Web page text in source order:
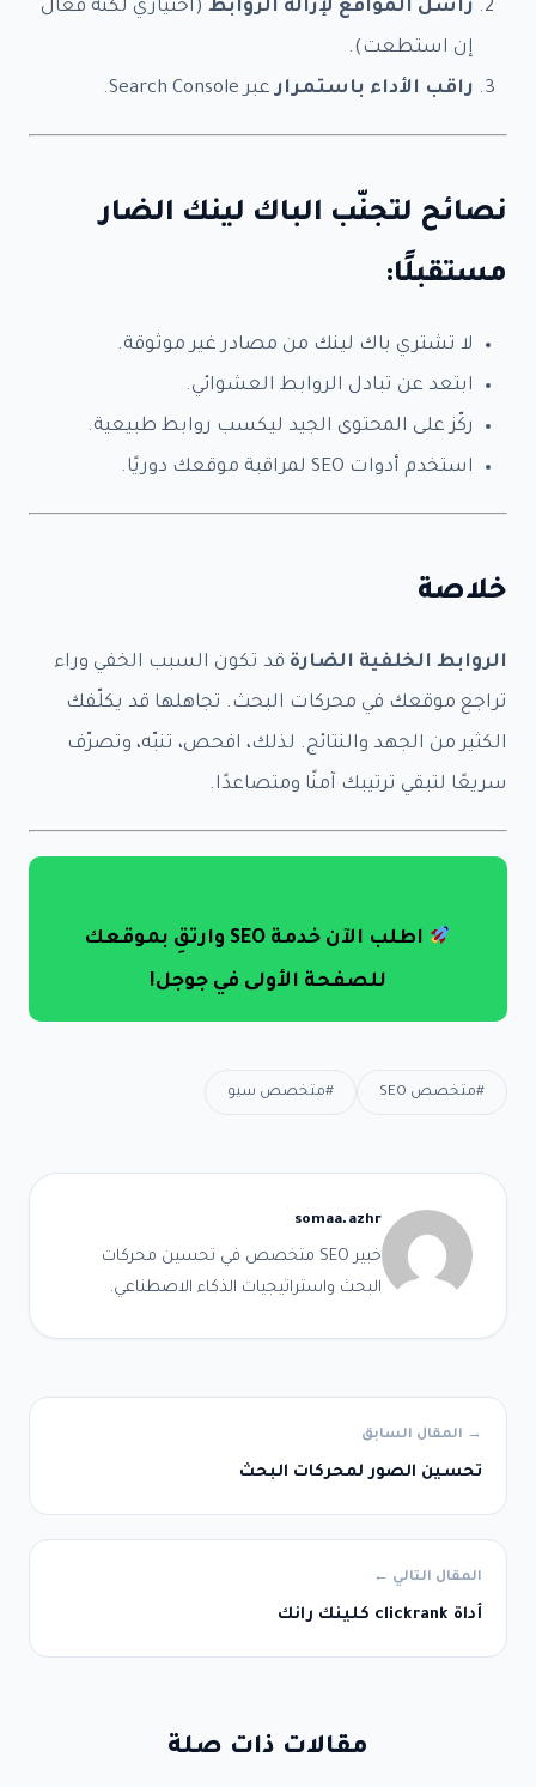
راسل المواقع لإزالة الروابط (اختياري لكنه فعّال
إن استطعت).
راقب الأداء باستمرارعبر Search Console.
نصائح لتجنّب الباك لينك الضار
مستقبلًا:
لا تشتري باك لينك من مصادر غير موثوقة.
ابتعد عن تبادل الروابط العشوائي.
ركّز على المحتوى الجيد ليكسب روابط طبيعية.
استخدم أدوات SEO لمراقبة موقعك دوريًا.
خلاصة
الروابط الخلفية الضارة قد تكون السبب الخفي وراء
تراجع موقعك في محركات البحث. تجاهلها قد يكلّفك
الكثير من الجهد والنتائج. لذلك، افحص، تنبّه، وتصرّف
سريعًا لتبقي ترتيبك آمنًا ومتصاعدًا.
اطلب الآن خدمة SEO وارتقِ بموقعك
للصفحة الأولى في جوجل!
#متخصص SEO #متخصص سيو
somaa.azhr
خبير SEO متخصص في تحسين محركات
البحث واستراتيجيات الذكاء الاصطناعي.
→ المقال السابق
تحسين الصور لمحركات البحث
المقال التالي ←
أداة clickrank كلينك رانك
مقالات ذات صلة
ع
م
خدمة SEO - دفعة 3 -
خدمة SEO - دفعة 4 - $299.90
الإمبراطور – Authority SEO -$999.90
سريعة – SEO Express -
$0.00
الاسم كاملا
First
Last
البريد الالكتروني
ملخص العمل المتفق عليه مع رابط الموقع
Submit